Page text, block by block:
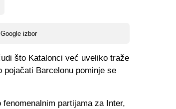
izbor
što Katalonci već uveliko traže
pojačati Barcelonu pominje se
partijama za Inter,